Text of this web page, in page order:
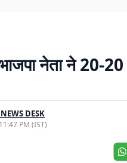
भाजपा नेता ने 20-
DESK
PM (IST)